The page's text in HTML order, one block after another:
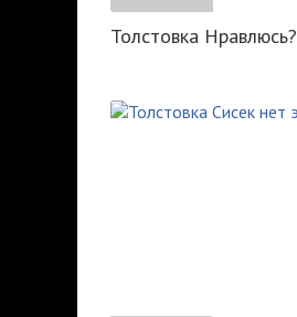
Толстовка Нравлюсь?